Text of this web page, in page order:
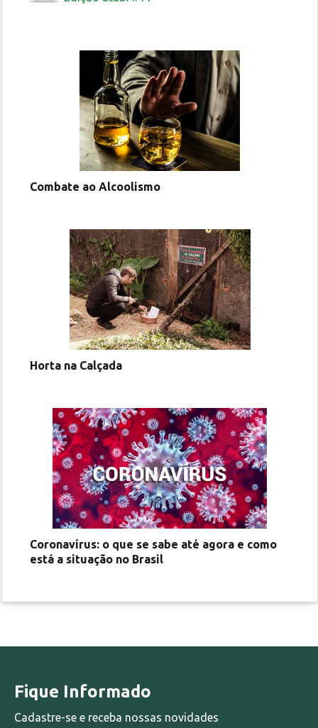
Combate ao Alcoolismo
Horta na Calçada
Coronavírus: o que se sabe até agora e como
está a situação no Brasil
Fique Informado
Cadastre-se e receba nossas novidades